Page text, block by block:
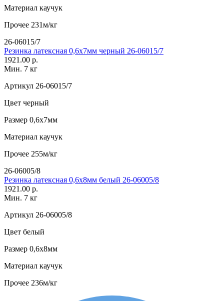
Материал каучук
Прочее 231м/кг
26-06015/7
Резинка латексная 0,6х7мм черный 26-06015/7
1921.00 р.
Мин. 7 кг
Артикул 26-06015/7
Цвет черный
Размер 0,6х7мм
Материал каучук
Прочее 255м/кг
26-06005/8
Резинка латексная 0,6х8мм белый 26-06005/8
1921.00 р.
Мин. 7 кг
Артикул 26-06005/8
Цвет белый
Размер 0,6х8мм
Материал каучук
Прочее 236м/кг